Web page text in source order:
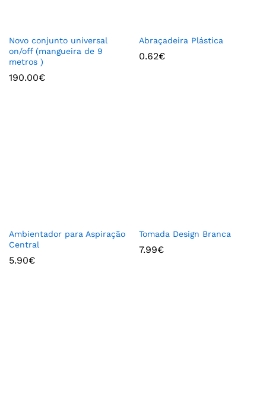
Novo conjunto universal
on/off (mangueira de 9
metros )
190.00€
Abraçadeira Plástica
0.62€
Ambientador para Aspiração
Central
5.90€
Tomada Design Branca
7.99€